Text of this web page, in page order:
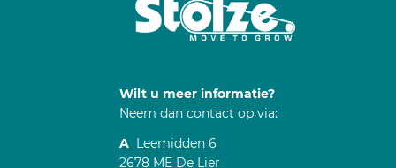
Wilt u meer informatie?
Neem dan contact op via:
ALeemidden 6
2678 ME De Lier